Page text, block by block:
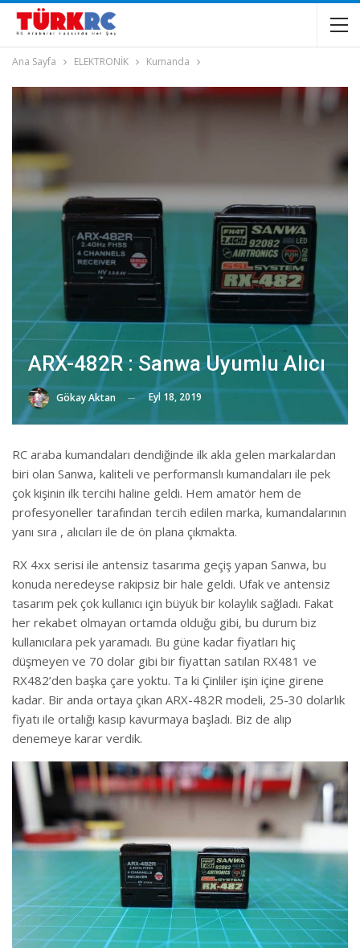
Ana Sayfa ELEKTRONİK Kumanda
ARX-482R : Sanwa Uyumlu Alıcı
Gökay Aktan Eyl 18, 2019
RC araba kumandaları dendiğinde ilk akla gelen markalardan
biri olan Sanwa, kaliteli ve performanslı kumandaları ile pek
çok kişinin ilk tercihi haline geldi. Hem amatör hem de
profesyoneller tarafından tercih edilen marka, kumandalarının
yanı sıra , alıcıları ile de ön plana çıkmakta.
RX 4xx serisi ile antensiz tasarıma geçiş yapan Sanwa, bu
konuda neredeyse rakipsiz bir hale geldi. Ufak ve antensiz
tasarım pek çok kullanıcı için büyük bir kolaylık sağladı. Fakat
her rekabet olmayan ortamda olduğu gibi, bu durum biz
kullanıcılara pek yaramadı. Bu güne kadar fiyatları hiç
düşmeyen ve 70 dolar gibi bir fiyattan satılan RX481 ve
RX482’den başka çare yoktu. Ta ki Çinliler işin içine girene
kadar. Bir anda ortaya çıkan ARX-482R modeli, 25-30 dolarlık
fiyatı ile ortalığı kasıp kavurmaya başladı. Biz de alıp
denemeye karar verdik.